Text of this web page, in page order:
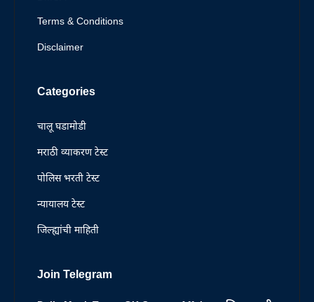
Terms & Conditions
Disclaimer
Categories
चालू घडामोडी
मराठी व्याकरण टेस्ट
पोलिस भरती टेस्ट
न्यायालय टेस्ट
जिल्ह्यांची माहिती
Join Telegram